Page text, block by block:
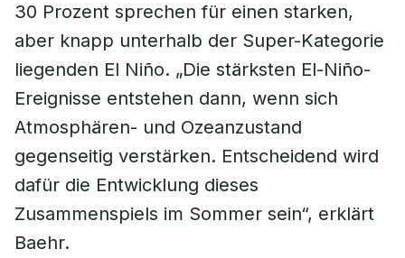
30 Prozent sprechen für einen starken,
aber knapp unterhalb der Super-Kategorie
liegenden El Niño. „Die stärksten El-Niño-
Ereignisse entstehen dann, wenn sich
Atmosphären- und Ozeanzustand
gegenseitig verstärken. Entscheidend wird
dafür die Entwicklung dieses
Zusammenspiels im Sommer sein“, erklärt
Baehr.